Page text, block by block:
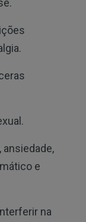
e
na